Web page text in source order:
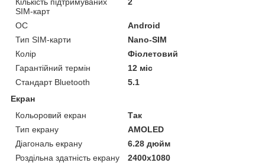
SIM-карт
ОС
Android
Тип SIM-карти
Nano-SIM
Колір
Фіолетовий
Гарантійний термін
12 міс
Стандарт Bluetooth
5.1
Екран
Кольоровий екран
Так
Тип екрану
AMOLED
Діагональ екрану
6.28 дюйм
Роздільна здатність екрану
2400x1080